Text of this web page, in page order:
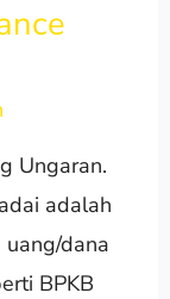
Ungaran.
adalah
dana
BPKB